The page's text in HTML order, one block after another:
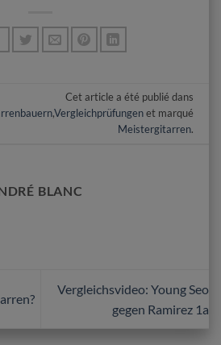
Cet article a été publié dans
,Vergleichprüfungenet marqué
Meistergitarren.
BLANC
Vergleichsvideo: Young Seo
gegen Ramirez 1a